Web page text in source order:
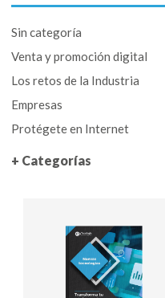
Sin categoría
Venta y promoción digital
Los retos de la Industria
Empresas
Protégete en Internet
+ Categorías